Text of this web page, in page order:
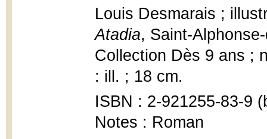
Louis Desmarais ;
Atadia, Saint-
Collection Dès 9 ans ;
: ill. ; 18 cm.
ISBN : 2-921255-83-9
Notes : Roman